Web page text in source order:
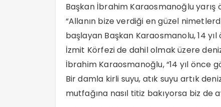
Başkan İbrahim Karaosmanoğlu
“Allanın bize verdiği en güzel
başlayan Başkan Karaosmanolu, 14
İzmit Körfezi de dahil olmak üzere
İbrahim Karaosmanoğlu, “14 yıl önce
Bir damla kirli suyu, atık suyu artık
mutfağına nasıl titiz bakıyorsa biz de